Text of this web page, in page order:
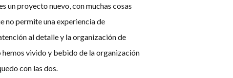
un proyecto nuevo, con muchas cosas
no permite una experiencia de
al detalle y la organización de
vivido y bebido de la organización
con las dos.